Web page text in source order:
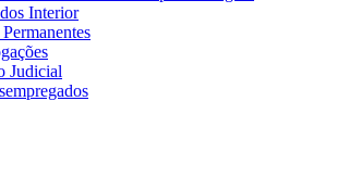
Interior
Judicial